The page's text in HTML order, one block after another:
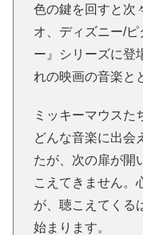
色の鍵を回すと次
オ、ディズニー/ピ
ー』シリーズに登
れの映画の音楽と
ミッキーマウスた
どんな音楽に出会
たが、次の扉が開
こえてきません。
が、聴こえてくる
始まります。